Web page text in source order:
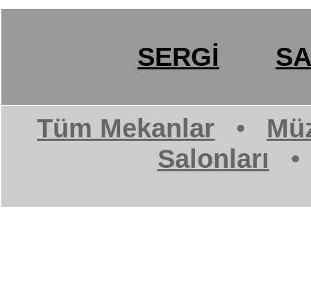
SERGİ
Tüm Mekanlar •
Salonları